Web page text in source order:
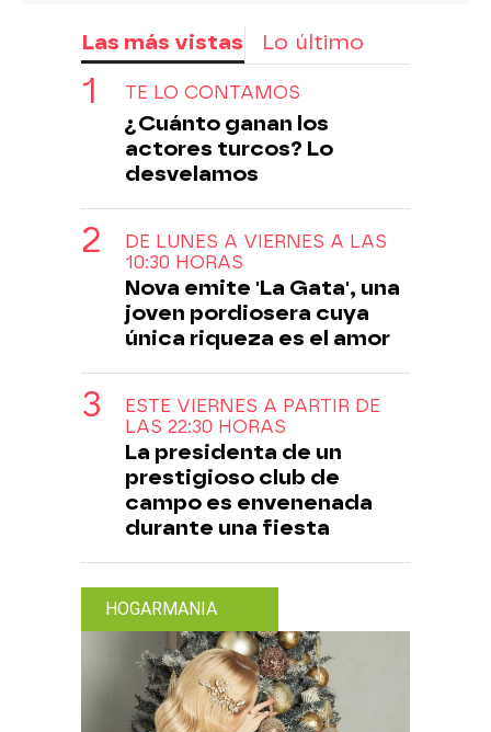
Las más vistas Lo último
TE LO CONTAMOS
¿Cuánto ganan los
actores turcos? Lo
desvelamos
DE LUNES A VIERNES A LAS
10:30 HORAS
Nova emite 'La Gata', una
joven pordiosera cuya
única riqueza es el amor
ESTE VIERNES A PARTIR DE
LAS 22:30 HORAS
La presidenta de un
prestigioso club de
campo es envenenada
durante una fiesta
HOGARMANIA